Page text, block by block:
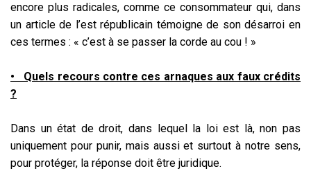
encore plus radicales, comme ce consommateur qui, dans
un article de l’est républicain témoigne de son désarroi en
ces termes : « c’est à se passer la corde au cou ! »
• Quels recours contre ces arnaques aux faux crédits
?
Dans un état de droit, dans lequel la loi est là, non pas
uniquement pour punir, mais aussi et surtout à notre sens,
pour protéger, la réponse doit être juridique.